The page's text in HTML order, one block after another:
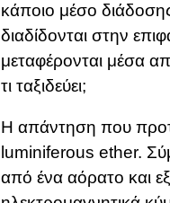
κάποιο μέσο
διαδίδονται στην
μεταφέρονται μέσα
τι ταξιδεύει;
Η απάντηση που
luminiferous ether.
από ένα αόρατο και